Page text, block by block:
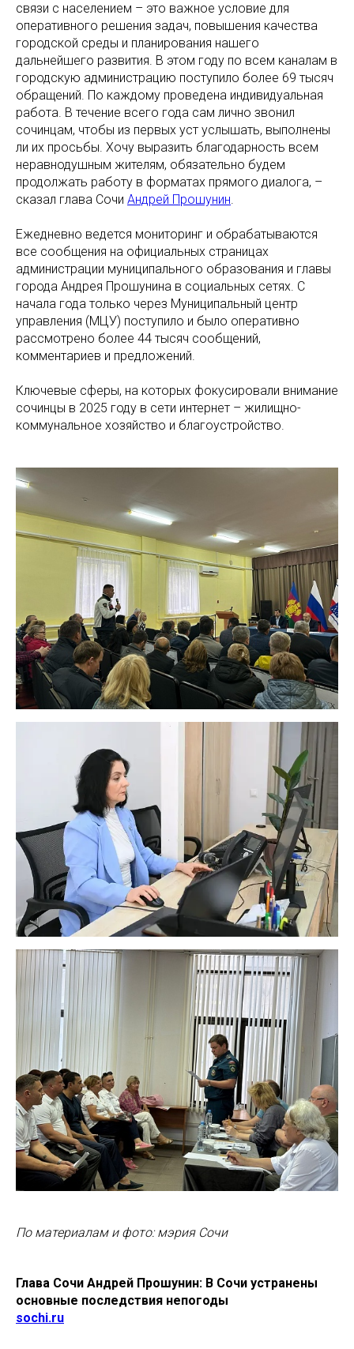
связи с населением – это важное условие для
оперативного решения задач, повышения качества
городской среды и планирования нашего
дальнейшего развития. В этом году по всем каналам в
городскую администрацию поступило более 69 тысяч
обращений. По каждому проведена индивидуальная
работа. В течение всего года сам лично звонил
сочинцам, чтобы из первых уст услышать, выполнены
ли их просьбы. Хочу выразить благодарность всем
неравнодушным жителям, обязательно будем
продолжать работу в форматах прямого диалога, –
сказал глава Сочи Андрей Прошунин.
Ежедневно ведется мониторинг и обрабатываются
все сообщения на официальных страницах
администрации муниципального образования и главы
города Андрея Прошунина в социальных сетях. С
начала года только через Муниципальный центр
управления (МЦУ) поступило и было оперативно
рассмотрено более 44 тысяч сообщений,
комментариев и предложений.
Ключевые сферы, на которых фокусировали внимание
сочинцы в 2025 году в сети интернет – жилищно-
коммунальное хозяйство и благоустройство.
По материалам и фото: мэрия Сочи
Глава Сочи Андрей Прошунин: В Сочи устранены
основные последствия непогоды
sochi.ru